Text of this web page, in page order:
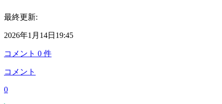
最終更新:
2026年1月14日19:45
コメント 0 件
コメント
0